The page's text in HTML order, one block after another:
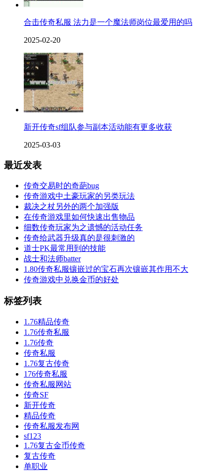
合击传奇私服 法力是一个魔法师岗位最爱用的吗
2025-02-20
新开传奇sf组队参与副本活动能有更多收获
2025-03-03
最近发表
传奇交易时的奇葩bug
传奇游戏中土豪玩家的另类玩法
裁决之杖另外的两个加强版
在传奇游戏里如何快速出售物品
细数传奇玩家为之遗憾的活动任务
传奇给武器升级真的是很刺激的
道士PK最常用到的技能
战士和法师batter
1.80传奇私服镶嵌过的宝石再次镶嵌其作用不大
传奇游戏中兑换金币的好处
标签列表
1.76精品传奇
1.76传奇私服
1.76传奇
传奇私服
1.76复古传奇
176传奇私服
传奇私服网站
传奇SF
新开传奇
精品传奇
传奇私服发布网
sf123
1.76复古金币传奇
复古传奇
单职业